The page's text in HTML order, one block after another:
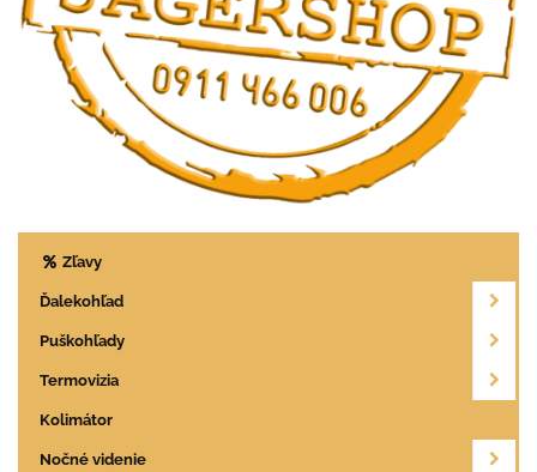
Zľavy
Ďalekohľad
Puškohľady
Termovizia
Kolimátor
Nočné videnie